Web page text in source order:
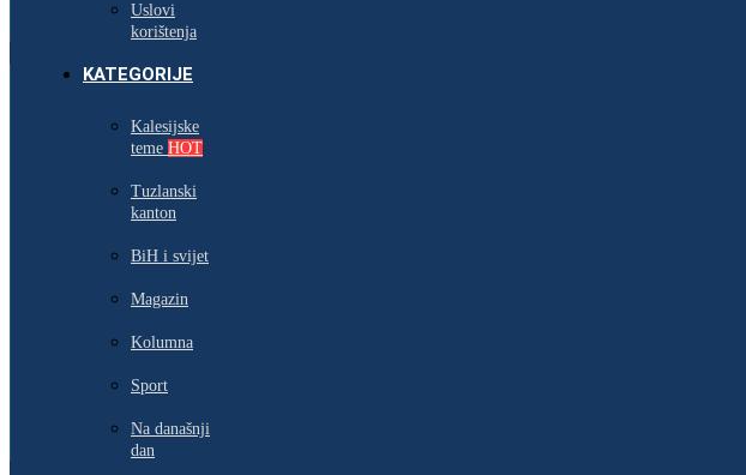
Uslovi
korištenja
KATEGORIJE
Kalesijske
teme HOT
Tuzlanski
kanton
BiH i svijet
Magazin
Kolumna
Sport
Na današnji
dan